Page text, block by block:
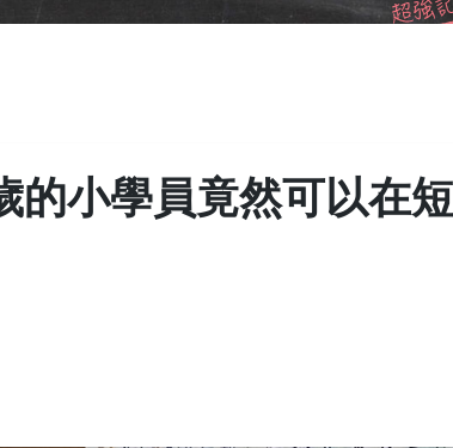
的小學員竟然可以在